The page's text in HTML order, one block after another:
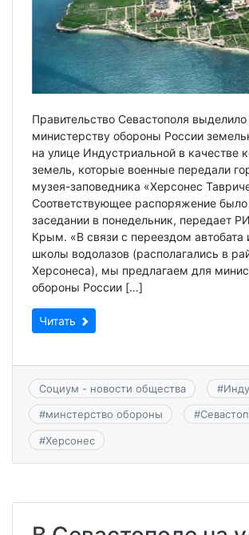
Правительство Севастополя выделило
министерству обороны России
на улице Индустриальной в качестве
земель, которые военные передали
музея-заповедника «Херсонес
Соответствующее распоряжение было
заседании в понедельник, передает
Крым. «В связи с переездом автобата
школы водолазов (располагались в
Херсонеса), мы предлагаем для
обороны России […]
Читать
Социум - новости общества #
#минстерство обороны #
#Херсонес